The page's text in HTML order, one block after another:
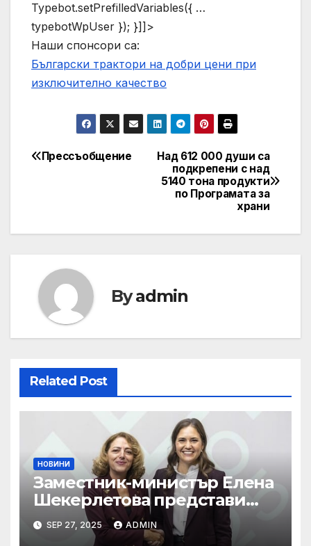
Typebot.setPrefilledVariables({ …
typebotWpUser }); }]]>
Наши спонсори са:
Български трактори на добри цени при
изключително качество
Post
Над 612 000 души са
подкрепени с над
5140 тона продукти
по Програмата за
храни
Прессъобщение
Byadmin
Related Post
НОВИНИ
Заместник-министър Елена
Шекерлетова представи
българската позиция на
неформалното заседание
SEP 27, 2025 ADMIN